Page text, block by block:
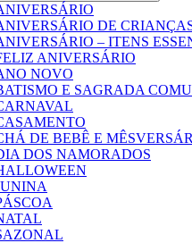
DE
– ITENS
ANIVERSÁRIO
NOVO
E SAGRADA
DE BEBÊ E
DOS NAMORADOS